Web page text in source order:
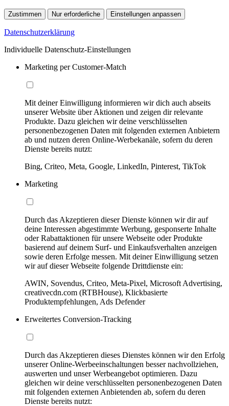
Zustimmen Nur erforderliche Einstellungen anpassen
Datenschutzerklärung
Individuelle Datenschutz-Einstellungen
Marketing per Customer-Match
Mit deiner Einwilligung informieren wir dich auch abseits
unserer Website über Aktionen und zeigen dir relevante
Produkte. Dazu gleichen wir deine verschlüsselten
personenbezogenen Daten mit folgenden externen Anbietern
ab und nutzen deren Online-Werbekanäle, sofern du deren
Dienste bereits nutzt:
Bing, Criteo, Meta, Google, LinkedIn, Pinterest, TikTok
Marketing
Durch das Akzeptieren dieser Dienste können wir dir auf
deine Interessen abgestimmte Werbung, gesponserte Inhalte
oder Rabattaktionen für unsere Webseite oder Produkte
basierend auf deinem Surf- und Einkaufsverhalten anzeigen
sowie deren Erfolge messen. Mit deiner Einwilligung setzen
wir auf dieser Webseite folgende Drittdienste ein:
AWIN, Sovendus, Criteo, Meta-Pixel, Microsoft Advertising,
creativecdn.com (RTBHouse), Klickbasierte
Produktempfehlungen, Ads Defender
Erweitertes Conversion-Tracking
Durch das Akzeptieren dieses Dienstes können wir den Erfolg
unserer Online-Werbeeinschaltungen besser nachvollziehen,
auswerten und unser Werbeangebot optimieren. Dazu
gleichen wir deine verschlüsselten personenbezogenen Daten
mit folgenden externen Anbietenden ab, sofern du deren
Dienste bereits nutzt: